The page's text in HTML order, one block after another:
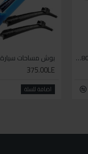
بوش شنيور هيلتي 26مم 800وات بوش مساحات سيارة 14بوصة
375.00LE
اضافة للسلة